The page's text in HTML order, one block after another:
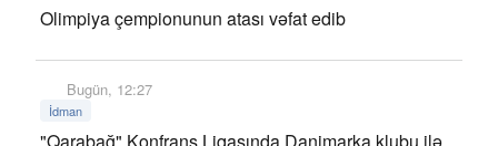
Olimpiya çempionunun atası vəfat edib
Bugün, 12:27
İdman